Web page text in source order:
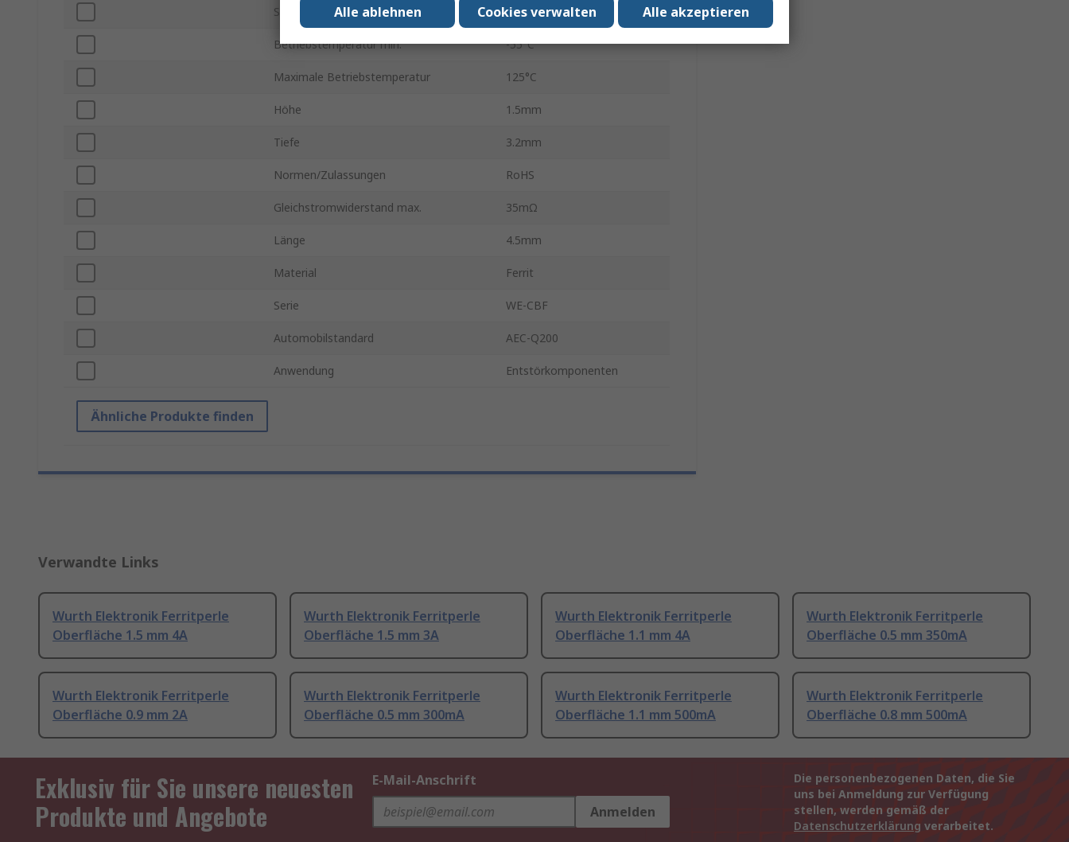
Subtyp EMI Unterdrückung
Betriebstemperatur min. -55°C
Maximale Betriebstemperatur 125°C
Höhe 1.5mm
Tiefe 3.2mm
Normen/Zulassungen RoHS
Gleichstromwiderstand max. 35mΩ
Länge 4.5mm
Material Ferrit
Serie WE-CBF
Automobilstandard AEC-Q200
Anwendung Entstörkomponenten
Ähnliche Produkte finden
Verwandte Links
Wurth Elektronik Ferritperle
Oberfläche 1.5 mm 4A
Wurth Elektronik Ferritperle
Oberfläche 1.5 mm 3A
Wurth Elektronik Ferritperle
Oberfläche 1.1 mm 4A
Wurth Elektronik Ferritperle
Oberfläche 0.5 mm 350mA
Wurth Elektronik Ferritperle
Oberfläche 0.9 mm 2A
Wurth Elektronik Ferritperle
Oberfläche 0.5 mm 300mA
Wurth Elektronik Ferritperle
Oberfläche 1.1 mm 500mA
Wurth Elektronik Ferritperle
Oberfläche 0.8 mm 500mA
Exklusiv für Sie unsere neuesten
Produkte und Angebote
E-Mail-Anschrift
Anmelden
Die personenbezogenen Daten, die Sie
uns bei Anmeldung zur Verfügung
stellen, werden gemäß der
Datenschutzerklärung verarbeitet.
Alle akzeptieren
Cookies verwalten
Alle ablehnen